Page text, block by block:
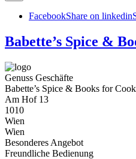
FacebookShare on linkedin
Babette’s Spice &
Genuss Geschäfte
Babette’s Spice & Books for
Am Hof 13
1010
Wien
Wien
Besonderes Angebot
Freundliche Bedienung